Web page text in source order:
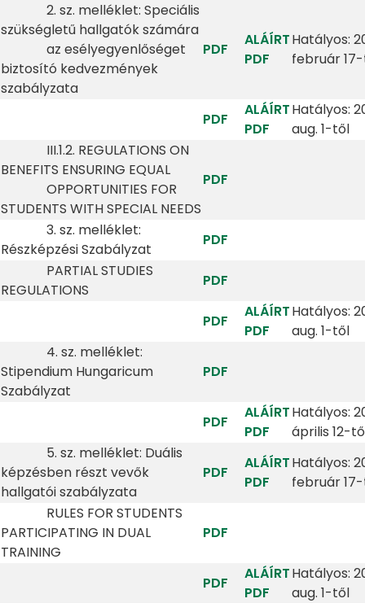
2. sz. melléklet: Speciális
szükségletű hallgatók számára
az esélyegyenlőséget
biztosító kedvezmények
szabályzata
PDF
ALÁÍRT
PDF
Hatályos:
február
PDF
ALÁÍRT
PDF
Hatályos:
aug. 1-től
III.1.2. REGULATIONS ON
BENEFITS ENSURING EQUAL
OPPORTUNITIES FOR
STUDENTS WITH SPECIAL NEEDS
PDF
3. sz. melléklet:
Részképzési Szabályzat
PDF
PARTIAL STUDIES
REGULATIONS
PDF
PDF
ALÁÍRT
PDF
Hatályos:
aug. 1-től
4. sz. melléklet:
Stipendium Hungaricum
Szabályzat
PDF
PDF
ALÁÍRT
PDF
Hatályos:
április 12-
5. sz. melléklet: Duális
képzésben részt vevők
hallgatói szabályzata
PDF
ALÁÍRT
PDF
Hatályos:
február
RULES FOR STUDENTS
PARTICIPATING IN DUAL
TRAINING
PDF
PDF
ALÁÍRT
PDF
Hatályos:
aug. 1-től